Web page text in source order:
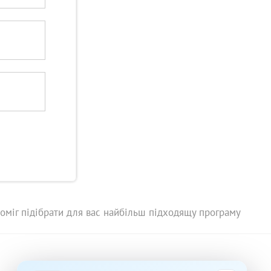
підібрати для вас найбільш підходящу програму